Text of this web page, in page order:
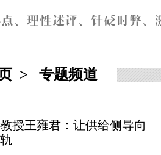
> 专题频道
授王雍君：让供给侧导向